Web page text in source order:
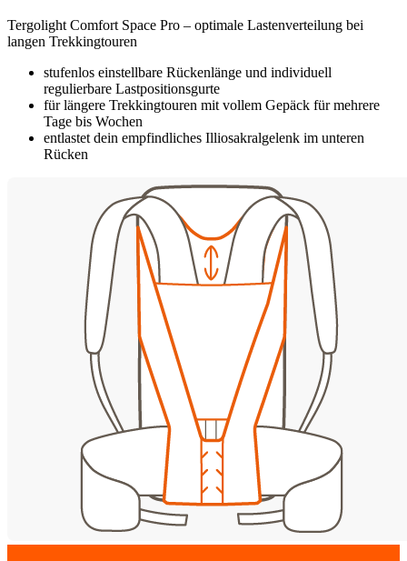
Tergolight Comfort Space Pro – optimale Lastenverteilung bei
langen Trekkingtouren
stufenlos einstellbare Rückenlänge und individuell
regulierbare Lastpositionsgurte
für längere Trekkingtouren mit vollem Gepäck für mehrere
Tage bis Wochen
entlastet dein empfindliches Illiosakralgelenk im unteren
Rücken